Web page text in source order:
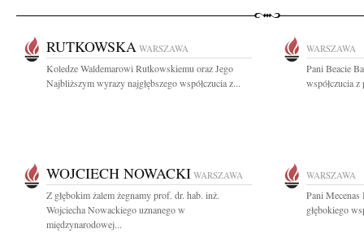
RUTKOWSKA WARSZAWA
Koledze Waldemarowi Rutkowskiemu oraz Jego
Najbliższym wyrazy najgłębszego współczucia z...
WARSZAWA
Pani Beacie
współczucia
WOJCIECH NOWACKI WARSZAWA
Z głębokim żalem żegnamy prof. dr. hab. inż.
Wojciecha Nowackiego uznanego w
międzynarodowej...
WARSZAWA
Pani
głębokiego